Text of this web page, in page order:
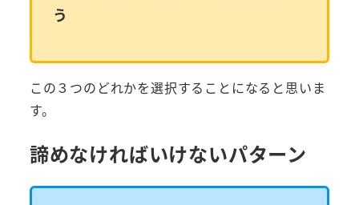
う
この３つのどれかを選択することになると思いま
す。
諦めなければいけないパターン